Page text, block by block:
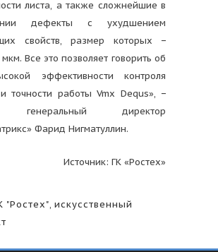
листа, а также сложнейшие в
дефекты с ухудшением
свойств, размер которых −
Все это позволяет говорить об
эффективности контроля
точности работы Vmx Dequs», −
генеральный директор
Фарид Нигматуллин.
Источник: ГК «Ростех»
"Ростех", искусственный